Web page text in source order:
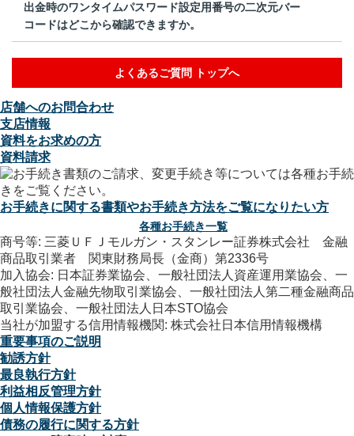
出金時のワンタイムパスワード設定用番号の二次元バー
コードはどこから確認できますか。
よくあるご質問 トップへ
店舗へのお問合わせ
支店情報
資料をお求めの方
資料請求
お手続きに関する書類やお手続き方法をご覧になりたい方
各種お手続き一覧
商号等: 三菱ＵＦＪモルガン・スタンレー証券株式会社 金融
商品取引業者 関東財務局長（金商）第2336号
加入協会: 日本証券業協会、一般社団法人資産運用業協会、一
般社団法人金融先物取引業協会、一般社団法人第二種金融商品
取引業協会、一般社団法人日本STO協会
当社が加盟する信用情報機関: 株式会社日本信用情報機構
重要事項のご説明
勧誘方針
最良執行方針
利益相反管理方針
個人情報保護方針
債務の履行に関する方針